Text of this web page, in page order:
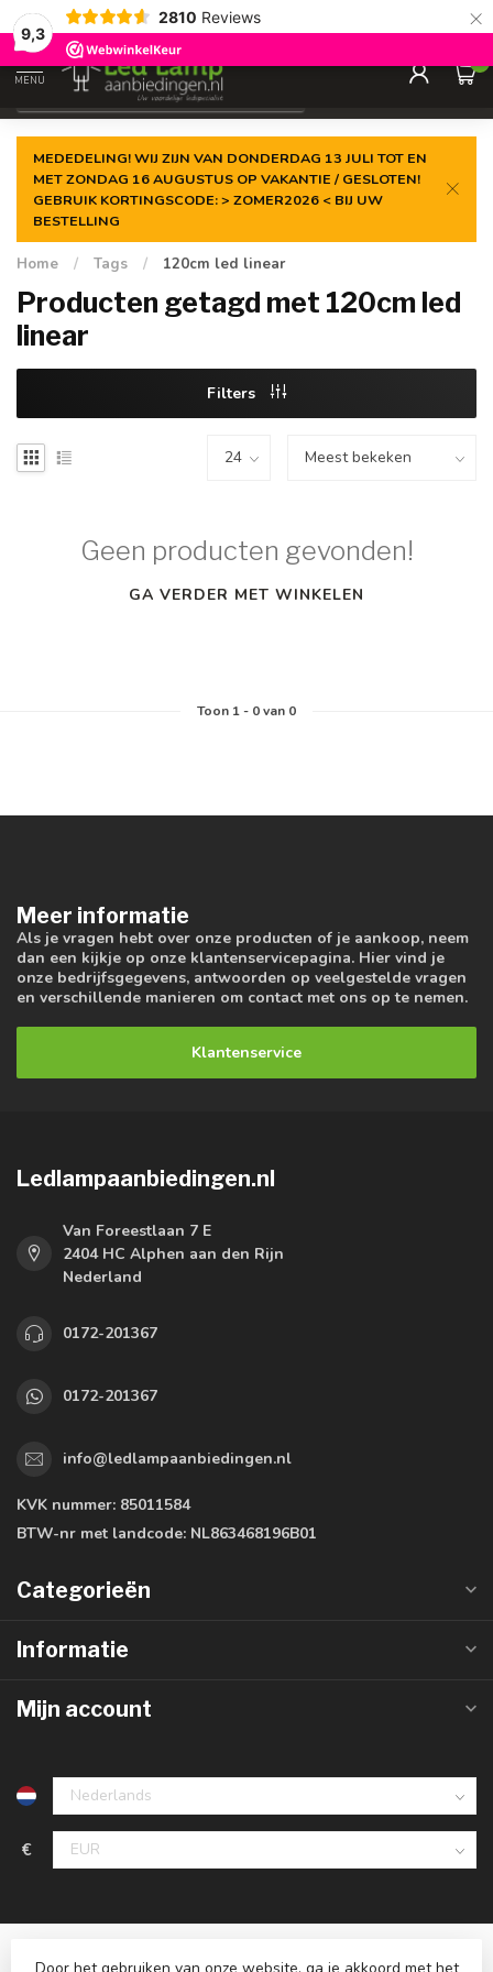
9,3
2810 Reviews ×
Gegarandeerde delaagste prijs
MENU
0
MEDEDELING! WIJ ZIJN VAN DONDERDAG 13 JULI TOT EN
MET ZONDAG 16 AUGUSTUS OP VAKANTIE / GESLOTEN!
GEBRUIK KORTINGSCODE: > ZOMER2026 < BIJ UW
BESTELLING
Home / Tags / 120cm led linear
Producten getagd met 120cm led
linear
Filters
Geen producten gevonden!
GA VERDER MET WINKELEN
Toon 1- 0van 0
Meer informatie
Als je vragen hebt over onze producten of je aankoop, neem
dan een kijkje op onze klantenservicepagina. Hier vind je
onze bedrijfsgegevens, antwoorden op veelgestelde vragen
en verschillende manieren om contact met ons op te nemen.
Klantenservice
Ledlampaanbiedingen.nl
Van Foreestlaan 7 E
2404 HC Alphen aan den Rijn
Nederland
0172-201367
0172-201367
info@ledlampaanbiedingen.nl
KVK nummer: 85011584
BTW-nr met landcode: NL863468196B01
Categorieën
Informatie
Mijn account
€